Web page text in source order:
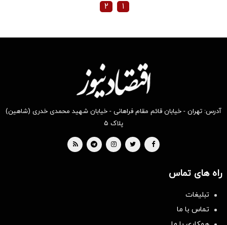
۱ ۲
آدرس: تهران - خیابان قائم مقام فراهانی - خیابان شهید محمدی خدری (شاهین)
پلاک ۵
راه های تماس
تبلیغات
تماس با ما